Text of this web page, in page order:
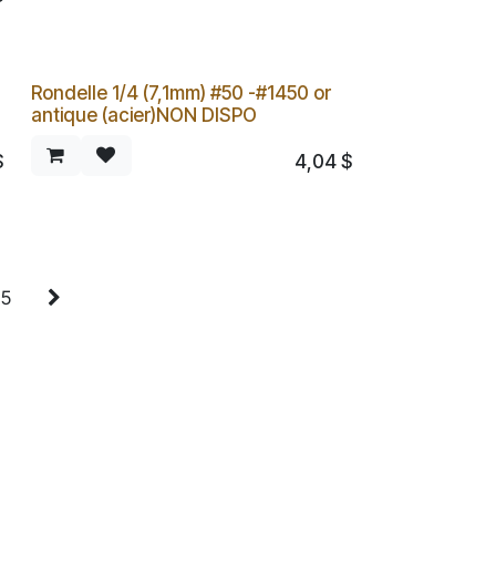
Rondelle 1/4 (7,1mm) #50 -#1450 or
antique (acier)NON DISPO
4,04 $
5